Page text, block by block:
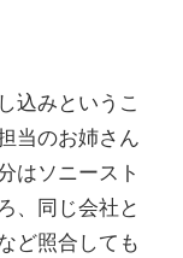
込みというこ
当のお姉さん
はソニースト
、同じ会社と
ど照合しても